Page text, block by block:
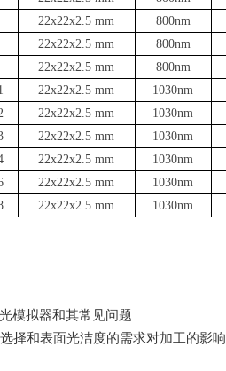
22x22x2.5 mm 800nm
22x22x2.5 mm 800nm
22x22x2.5 mm 800nm
22x22x2.5 mm 1030nm
22x22x2.5 mm 1030nm
22x22x2.5 mm 1030nm
22x22x2.5 mm 1030nm
22x22x2.5 mm 1030nm
22x22x2.5 mm 1030nm
模拟器和其常见问题
择和表面光洁度的需求对加工的影响